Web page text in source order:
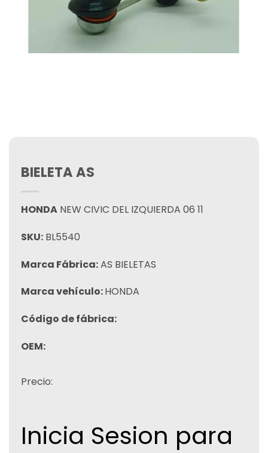
BIELETA AS
HONDA NEW CIVIC DEL IZQUIERDA 06 11
SKU: BL5540
Marca Fábrica:AS BIELETAS
Marca vehículo:HONDA
Código de fábrica:
OEM:
Precio:
Inicia Sesion para